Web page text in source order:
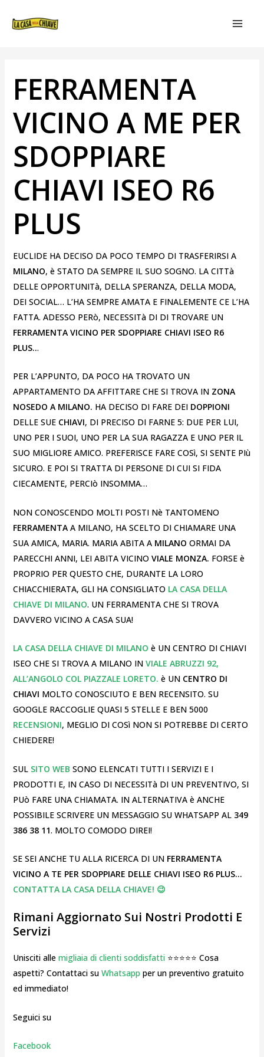
FERRAMENTA
VICINO A ME PER
SDOPPIARE
CHIAVI ISEO R6
PLUS
EUCLIDE HA DECISO DA POCO TEMPO DI TRASFERIRSI A
MILANO, è STATO DA SEMPRE IL SUO SOGNO. LA CITTà
DELLE OPPORTUNITà, DELLA SPERANZA, DELLA MODA,
DEI SOCIAL… L’HA SEMPRE AMATA E FINALEMENTE CE L’HA
FATTA. ADESSO PERò, NECESSITà DI DI TROVARE UN
FERRAMENTA VICINO PER SDOPPIARE CHIAVI ISEO R6
PLUS...
PER L’APPUNTO, DA POCO HA TROVATO UN
APPARTAMENTO DA AFFITTARE CHE SI TROVA IN ZONA
NOSEDO A MILANO. HA DECISO DI FARE DEI DOPPIONI
DELLE SUE CHIAVI, DI PRECISO DI FARNE 5: DUE PER LUI,
UNO PER I SUOI, UNO PER LA SUA RAGAZZA E UNO PER IL
SUO MIGLIORE AMICO. PREFERISCE FARE COSì, SI SENTE PIù
SICURO. E POI SI TRATTA DI PERSONE DI CUI SI FIDA
CIECAMENTE, PERCIò INSOMMA…
NON CONOSCENDO MOLTI POSTI Nè TANTOMENO
FERRAMENTA A MILANO, HA SCELTO DI CHIAMARE UNA
SUA AMICA, MARIA. MARIA ABITA A MILANO ORMAI DA
PARECCHI ANNI, LEI ABITA VICINO VIALE MONZA. FORSE è
PROPRIO PER QUESTO CHE, DURANTE LA LORO
CHIACCHIERATA, GLI HA CONSIGLIATO LA CASA DELLA
CHIAVE DI MILANO. UN FERRAMENTA CHE SI TROVA
DAVVERO VICINO A CASA SUA!
LA CASA DELLA CHIAVE DI MILANO è UN CENTRO DI CHIAVI
ISEO CHE SI TROVA A MILANO IN VIALE ABRUZZI 92,
ALL’ANGOLO COL PIAZZALE LORETO. è UN CENTRO DI
CHIAVI MOLTO CONOSCIUTO E BEN RECENSITO. SU
GOOGLE RACCOGLIE QUASI 5 STELLE E BEN 5000
RECENSIONI, MEGLIO DI COSì NON SI POTREBBE DI CERTO
CHIEDERE!
SUL SITO WEB SONO ELENCATI TUTTI I SERVIZI E I
PRODOTTI E, IN CASO DI NECESSITà DI UN PREVENTIVO, SI
PUò FARE UNA CHIAMATA. IN ALTERNATIVA è ANCHE
POSSIBILE SCRIVERE UN MESSAGGIO SU WHATSAPP AL 349
386 38 11. MOLTO COMODO DIREI!
SE SEI ANCHE TU ALLA RICERCA DI UN FERRAMENTA
VICINO A TE PER SDOPPIARE DELLE CHIAVI ISEO R6 PLUS…
CONTATTA LA CASA DELLA CHIAVE! 😉
Rimani Aggiornato Sui Nostri Prodotti E
Servizi
Unisciti alle migliaia di clienti soddisfatti⭐⭐⭐⭐⭐ Cosa
aspetti? Contattaci su Whatsapp per un preventivo gratuito
ed immediato!
Seguici su
Facebook
ARTICOLI